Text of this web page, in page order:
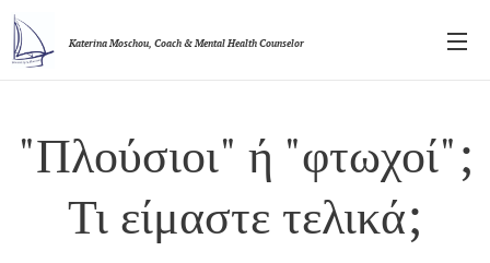
Katerina Moschou, Coach & Mental Health Counselor
"Πλούσιοι" ή "φτωχοί";
Τι είμαστε τελικά;